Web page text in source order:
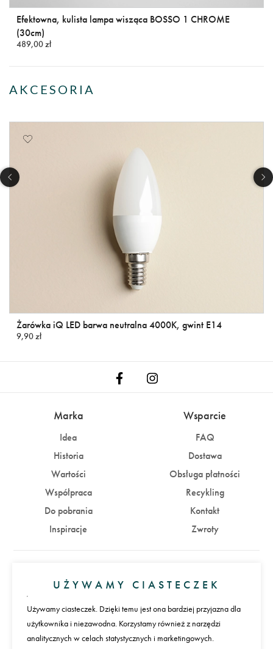
Efektowna, kulista lampa wisząca BOSSO 1 CHROME
(30cm)
489,00 zł
AKCESORIA
Żarówka iQ LED barwa neutralna 4000K, gwint E14
9,90 zł
Marka
Idea
Historia
Wartości
Współpraca
Do pobrania
Inspiracje
Wsparcie
FAQ
Dostawa
Obsługa płatności
Recykling
Kontakt
Zwroty
Zaloguj się Załóż konto
Płatności
UŻYWAMY CIASTECZEK
Używamy ciasteczek. Dzięki temu jest ona bardziej przyjazna dla
użytkownika i niezawodna. Korzystamy również z narzędzi
analitycznych w celach statystycznych i marketingowych.